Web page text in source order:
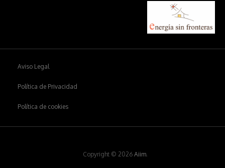
Aviso Legal
Política de Privacidad
Política de cookies
Copyright © 2026 Aiim.